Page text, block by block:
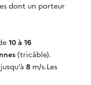
dont un porteur
10 à 16
(tricâble).
8 m/s.Les